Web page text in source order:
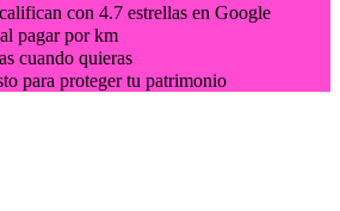
con 4.7 estrellas en Google
pagar por km
cuando quieras
para proteger tu patrimonio